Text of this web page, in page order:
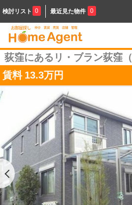
検討リスト 0 最近見た物件 0
荻窪にあるリ・ブラン荻窪（
賃料 13.3万円